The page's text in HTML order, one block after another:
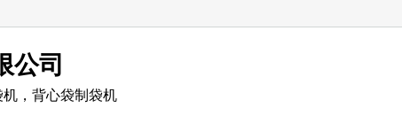
公司
，背心袋制袋机